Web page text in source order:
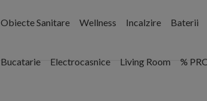
Obiecte Sanitare Wellness Incalzire Baterii
Bucatarie Electrocasnice Living Room %